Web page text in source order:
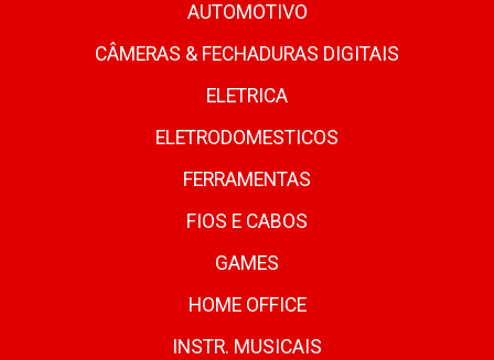
AUTOMOTIVO
CÂMERAS & FECHADURAS DIGITAIS
ELETRICA
ELETRODOMESTICOS
FERRAMENTAS
FIOS E CABOS
GAMES
HOME OFFICE
INSTR. MUSICAIS